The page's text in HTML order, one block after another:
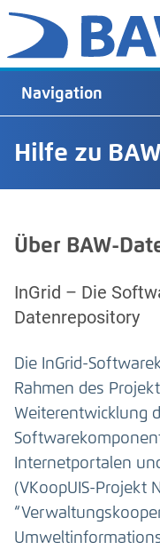
Hilfe zu BAW
Navigation
Über BAW-
InGrid – Die
Datenrepository
Die InGrid-
Rahmen des
Weiterentwicklung
Internetportalen
(VKoopUIS-Projekt